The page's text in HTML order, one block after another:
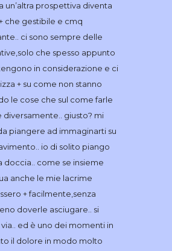
un’altra prospettiva diventa
che gestibile e cmq
ci sono sempre delle
che spesso appunto
in considerazione e ci
+ su come non stanno
le cose che sul come farle
diversamente.. giusto? mi
piangere ad immaginarti su
io di solito piango
doccia.. come se insieme
anche le mie lacrime
+ facilmente,senza
doverle asciugare.. si
ed è uno dei momenti in
il dolore in modo molto